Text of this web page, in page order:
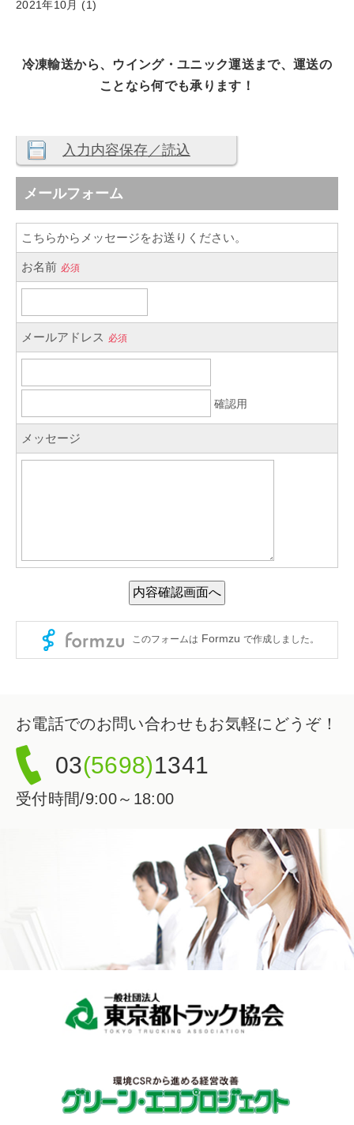
2021年10月 (1)
冷凍輸送から、ウイング・ユニック運送まで、運送の
ことなら何でも承ります！
お電話でのお問い合わせもお気軽にどうぞ！
03(5698)1341
受付時間/9:00～18:00